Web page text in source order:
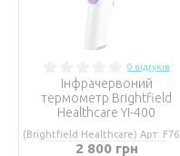
0 відгуків
Інфрачервоний
термометр Brightfield
Healthcare YI-400
(Brightfield Healthcare) Арт:
2 800 грн